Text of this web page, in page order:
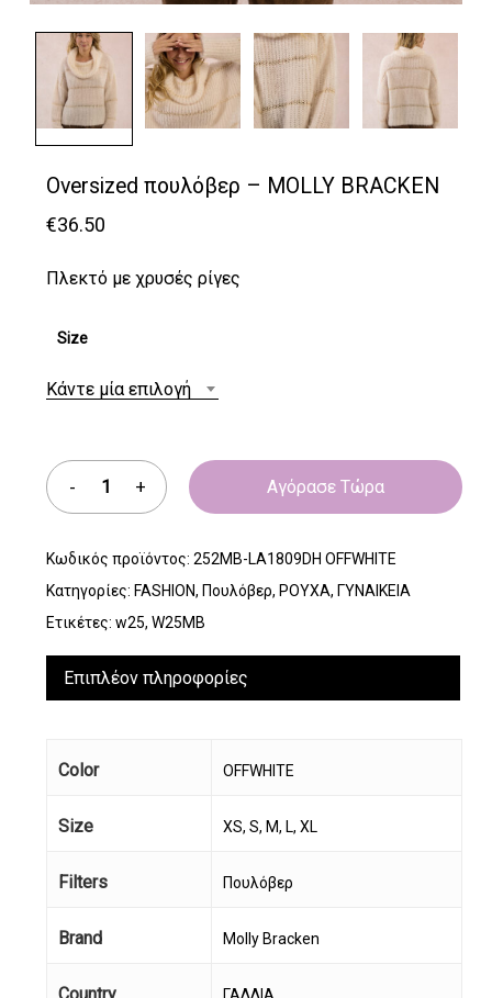
Oversized πουλόβερ – MOLLY BRACKEN
€36.50
Πλεκτό με χρυσές ρίγες
Size
Κάντε μία επιλογή
Αγόρασε Τώρα
Κωδικός προϊόντος: 252MB-LA1809DH OFFWHITE
Κατηγορίες: FASHION, Πουλόβερ, ΡΟΥΧΑ, ΓΥΝΑΙΚΕΙΑ
Ετικέτες: w25, W25MB
Επιπλέον πληροφορίες
Color OFFWHITE
Size XS, S, M, L, XL
Filters Πουλόβερ
Brand Molly Bracken